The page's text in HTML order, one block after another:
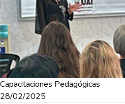
Capacitaciones Pedagógicas
28/02/2025